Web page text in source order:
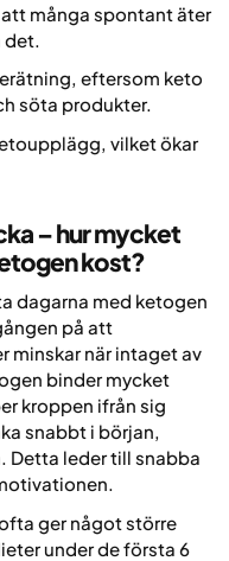
många spontant äter
det.
eftersom keto
söta produkter.
vilket ökar
– hur mycket
kost?
dagarna med ketogen
på att
minskar när intaget av
binder mycket
kroppen ifrån sig
snabbt i början,
Detta leder till snabba
ger något större
under de första 6